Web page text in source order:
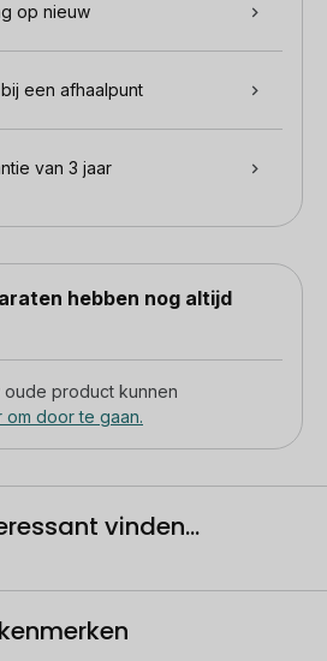
op nieuw
een afhaalpunt
van 3 jaar
hebben nog altijd
product kunnen
om door te gaan.
vinden...